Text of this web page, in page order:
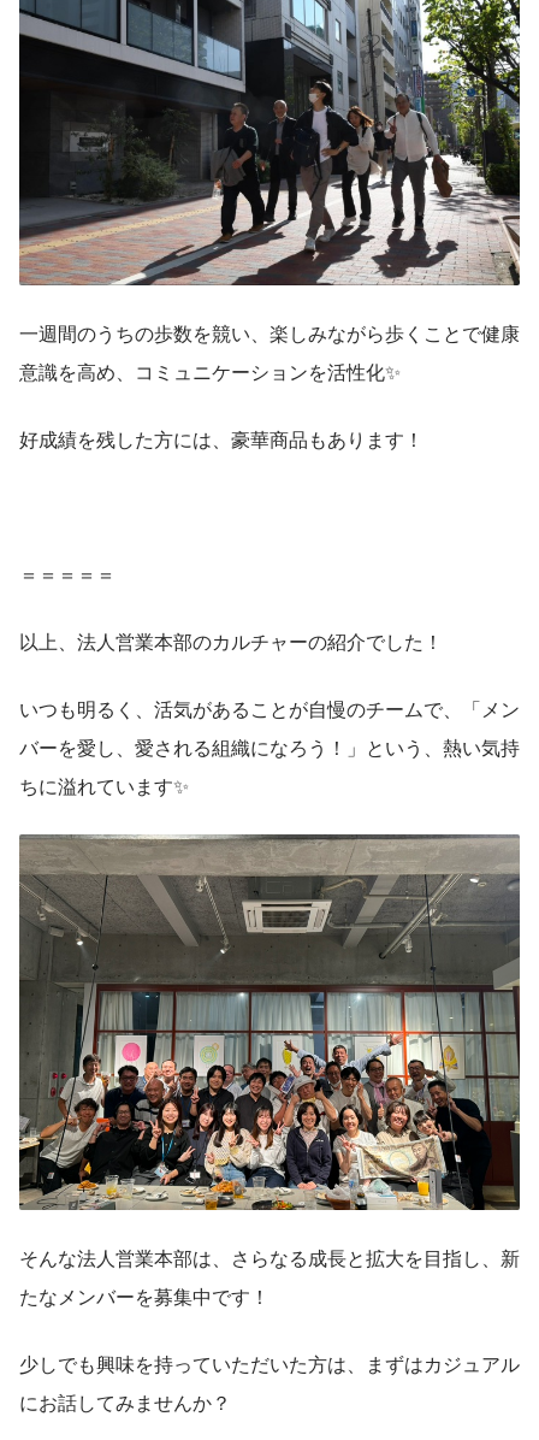
一週間のうちの歩数を競い、楽しみながら歩くことで健康
意識を高め、コミュニケーションを活性化✨
好成績を残した方には、豪華商品もあります！
＝＝＝＝＝
以上、法人営業本部のカルチャーの紹介でした！
いつも明るく、活気があることが自慢のチームで、「メン
バーを愛し、愛される組織になろう！」という、熱い気持
ちに溢れています✨
そんな法人営業本部は、さらなる成長と拡大を目指し、新
たなメンバーを募集中です！
少しでも興味を持っていただいた方は、まずはカジュアル
にお話してみませんか？